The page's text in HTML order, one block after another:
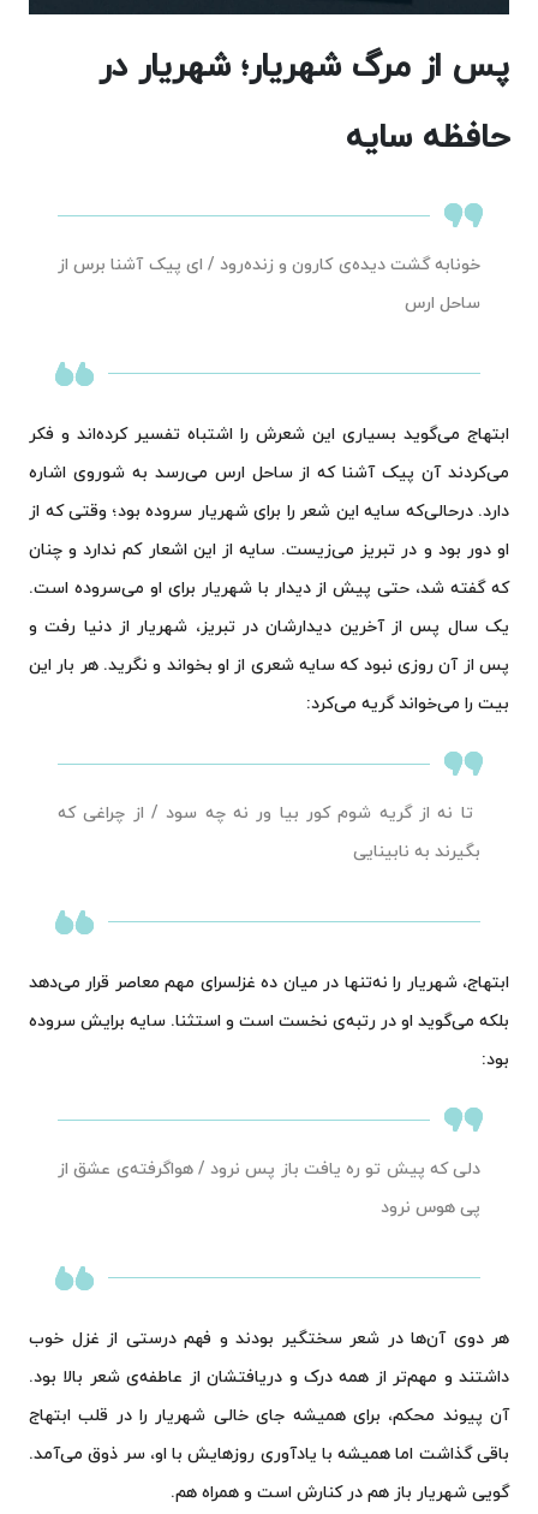
پس از مرگ شهریار؛ شهریار در
حافظه سایه
خونابه گشت دیده‌ی کارون و زنده‌رود / ای پیک آشنا برس از
ساحل ارس
ابتهاج می‌گوید بسیاری این شعرش را اشتباه تفسیر کرده‌اند و فکر
می‌کردند آن پیک آشنا که از ساحل ارس می‌رسد به شوروی اشاره
دارد. درحالی‌که سایه این شعر را برای شهریار سروده بود؛ وقتی که از
او دور بود و در تبریز می‌زیست. سایه از این اشعار کم ندارد و چنان
که گفته شد، حتی پیش از دیدار با شهریار برای او می‌سروده است.
یک سال پس از آخرین دیدارشان در تبریز، شهریار از دنیا رفت و
پس از آن روزی نبود که سایه شعری از او بخواند و نگرید. هر بار این
بیت را می‌خواند گریه می‌کرد:
تا نه از گریه شوم کور بیا ور نه چه سود / از چراغی که
بگیرند به نابینایی
ابتهاج، شهریار را نه‌تنها در میان ده غزلسرای مهم معاصر قرار می‌دهد
بلکه می‌گوید او در رتبه‌ی نخست است و استثنا. سایه برایش سروده
بود:
دلی که پیش تو ره یافت باز پس نرود / هواگرفته‌ی عشق از
پی هوس نرود
هر دوی آن‌ها در شعر سختگیر بودند و فهم درستی از غزل خوب
داشتند و مهم‌تر از همه درک و دریافتشان از عاطفه‌ی شعر بالا بود.
آن پیوند محکم، برای همیشه جای خالی شهریار را در قلب ابتهاج
باقی گذاشت اما همیشه با یادآوری روزهایش با او، سر ذوق می‌آمد.
گویی شهریار باز هم در کنارش است و همراه هم.